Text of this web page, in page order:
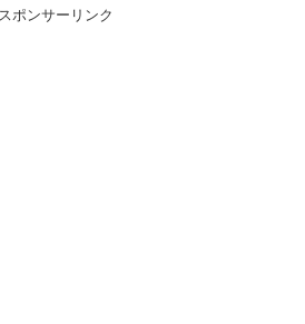
スポンサーリンク